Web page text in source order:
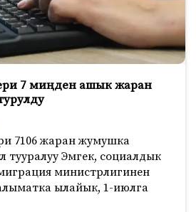
7 миңден ашык жаран
7106 жаран жумушка
тууралуу Эмгек, социалдык
министрлигинен
ылайык, 1-июлга